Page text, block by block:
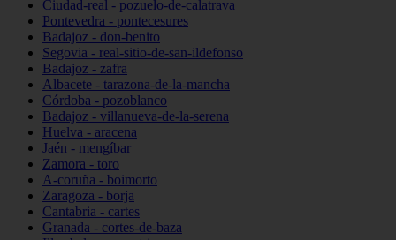
Ciudad-real - pozuelo-de-calatrava
Pontevedra - pontecesures
Badajoz - don-benito
Segovia - real-sitio-de-san-ildefonso
Badajoz - zafra
Albacete - tarazona-de-la-mancha
Córdoba - pozoblanco
Badajoz - villanueva-de-la-serena
Huelva - aracena
Jaén - mengíbar
Zamora - toro
A-coruña - boimorto
Zaragoza - borja
Cantabria - cartes
Granada - cortes-de-baza